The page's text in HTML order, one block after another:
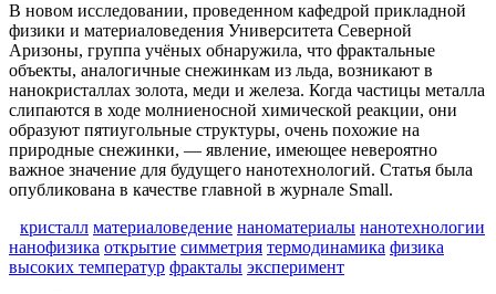
В новом исследовании, проведенном кафедрой прикладной
физики и материаловедения Университета Северной
Аризоны, группа учёных обнаружила, что фрактальные
объекты, аналогичные снежинкам из льда, возникают в
нанокристаллах золота, меди и железа. Когда частицы металла
слипаются в ходе молниеносной химической реакции, они
образуют пятиугольные структуры, очень похожие на
природные снежинки, — явление, имеющее невероятно
важное значение для будущего нанотехнологий. Статья была
опубликована в качестве главной в журнале Small.
кристалл материаловедение наноматериалы нанотехнологии
нанофизика открытие симметрия термодинамика физика
высоких температур фракталы эксперимент